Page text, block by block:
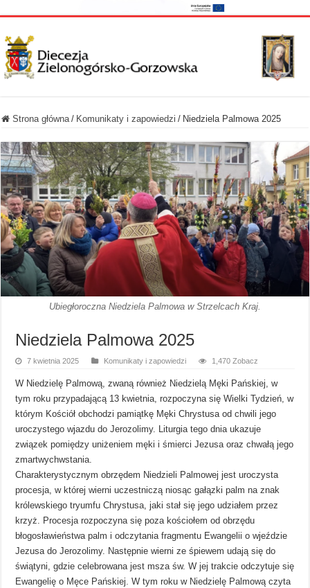
Strona główna / Komunikaty i zapowiedzi / Niedziela Palmowa 2025
Ubiegłoroczna Niedziela Palmowa w Strzelcach Kraj.
Niedziela Palmowa 2025
7 kwietnia 2025 Komunikaty i zapowiedzi 1,470 Zobacz
W Niedzielę Palmową, zwaną również Niedzielą Męki Pańskiej, w
tym roku przypadającą 13 kwietnia, rozpoczyna się Wielki Tydzień, w
którym Kościół obchodzi pamiątkę Męki Chrystusa od chwili jego
uroczystego wjazdu do Jerozolimy. Liturgia tego dnia ukazuje
związek pomiędzy uniżeniem męki i śmierci Jezusa oraz chwałą jego
zmartwychwstania.
Charakterystycznym obrzędem Niedzieli Palmowej jest uroczysta
procesja, w której wierni uczestniczą niosąc gałązki palm na znak
królewskiego tryumfu Chrystusa, jaki stał się jego udziałem przez
krzyż. Procesja rozpoczyna się poza kościołem od obrzędu
błogosławieństwa palm i odczytania fragmentu Ewangelii o wjeździe
Jezusa do Jerozolimy. Następnie wierni ze śpiewem udają się do
świątyni, gdzie celebrowana jest msza św. W jej trakcie odczytuje się
Ewangelię o Męce Pańskiej. W tym roku w Niedzielę Palmową czyta